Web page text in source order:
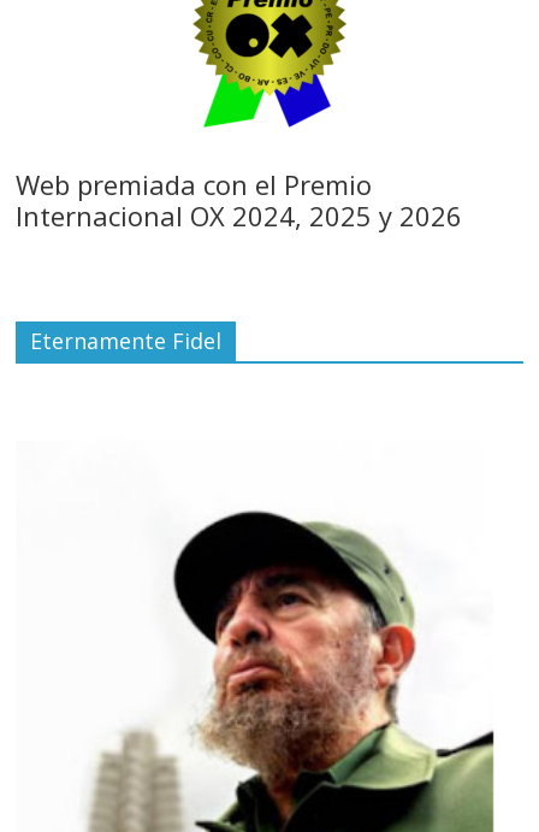
Web premiada con el Premio
Internacional OX 2024, 2025 y 2026
Eternamente Fidel